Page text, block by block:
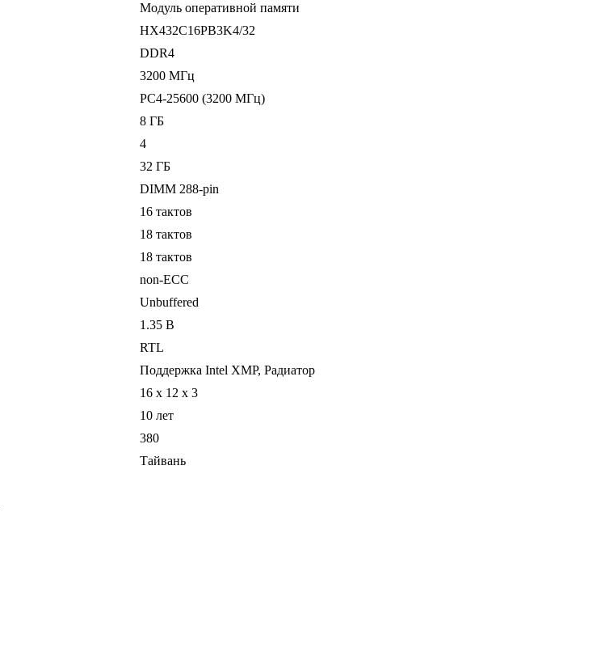
Модуль оперативной памяти
HX432C16PB3K4/32
DDR4
3200 МГц
PC4-25600 (3200 МГц)
8 ГБ
4
32 ГБ
DIMM 288-pin
16 тактов
18 тактов
18 тактов
non-ECC
Unbuffered
1.35 В
RTL
Поддержка Intel XMP, Радиатор
16 x 12 x 3
10 лет
380
Тайвань